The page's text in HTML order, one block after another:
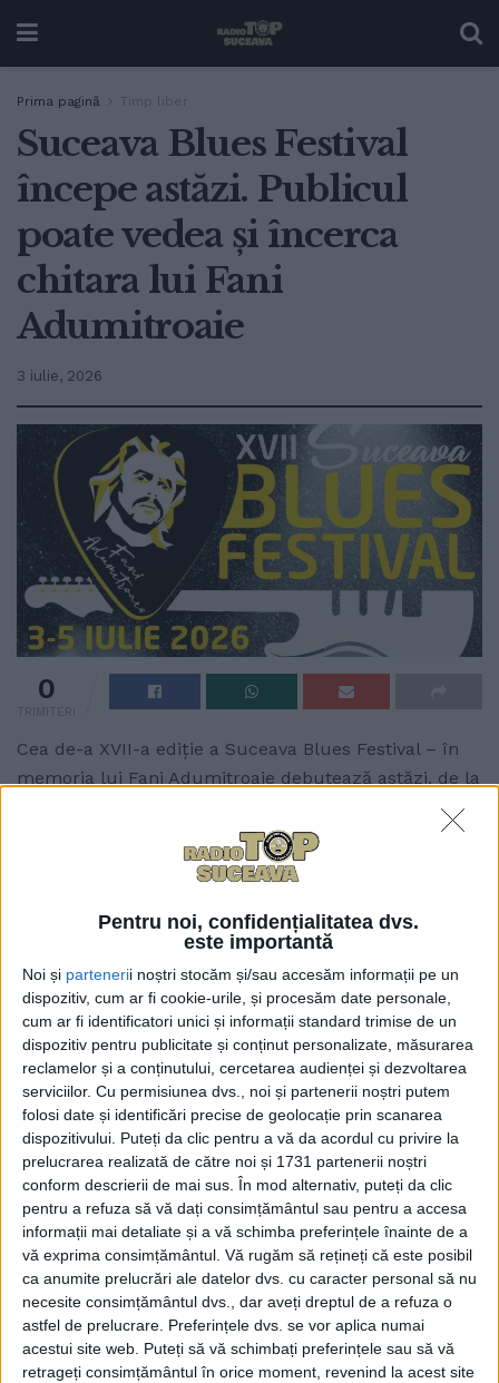
Pentru noi, confidențialitatea dvs.
este importantă
Noi și partenerii noștri stocăm și/sau accesăm informații pe un
dispozitiv, cum ar fi cookie-urile, și procesăm date personale,
cum ar fi identificatori unici și informații standard trimise de un
dispozitiv pentru publicitate și conținut personalizate, măsurarea
reclamelor și a conținutului, cercetarea audienței și dezvoltarea
serviciilor. Cu permisiunea dvs., noi și partenerii noștri putem
folosi date și identificări precise de geolocație prin scanarea
dispozitivului. Puteți da clic pentru a vă da acordul cu privire la
prelucrarea realizată de către noi și 1731 partenerii noștri
conform descrierii de mai sus. În mod alternativ, puteți da clic
pentru a refuza să vă dați consimțământul sau pentru a accesa
informații mai detaliate și a vă schimba preferințele înainte de a
vă exprima consimțământul. Vă rugăm să rețineți că este posibil
ca anumite prelucrări ale datelor dvs. cu caracter personal să nu
necesite consimțământul dvs., dar aveți dreptul de a refuza o
astfel de prelucrare. Preferințele dvs. se vor aplica numai
acestui site web. Puteți să vă schimbați preferințele sau să vă
retrageți consimțământul în orice moment, revenind la acest site
Prima pagină Timp liber
Suceava Blues Festival
începe astăzi. Publicul
poate vedea și încerca
chitara lui Fani
Adumitroaie
3 iulie, 2026
0
TRIMITERI
Cea de-a XVII-a ediție a Suceava Blues Festival – în
memoria lui Fani Adumitroaie debutează astăzi, de la
ora 18.00, în Șanțul de Apărare al Cetății de Scaun.
Timp de trei zile, pînă pe 5 iulie, pe scenă vor urca
artiști de renume internațional, printre care
Allman, fiul celebrului Gregg Allman. Intrarea este
Organizatorul festivalului, Boby Stroe, a declarat
la Radio Top că, în ciuda unor mici întîrzieri ale
zborurilor, toți artiștii și-au confirmat prezența. A
spus acesta: ”Toată lumea va fi prezentă la ora la
care s-a stabilit”.
Publicul este invitat să ajungă mai devreme la
festival, deoarece, pe lîngă concerte, va putea vizita
expoziția Paulei Șalar și va avea ocazia să vadă și
chiar să încerce chitara lui Fani Adumitroaie, recent
restaurată. De asemenea, la festival este amenajată și
o zonă foto cu chitara oficială a evenimentului și sigla
festivalului, pentru ca participanții să poată ”trimite
în lume vestea că se face un festival frumos la